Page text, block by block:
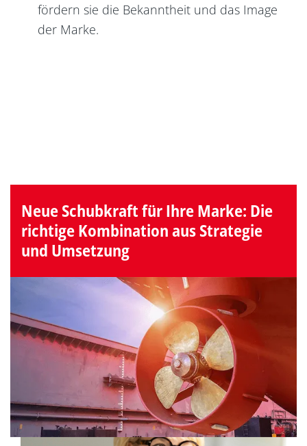
fördern sie die Bekanntheit und das Image
der Marke.
Neue Schubkraft für Ihre Marke: Die
richtige Kombination aus Strategie
und Umsetzung